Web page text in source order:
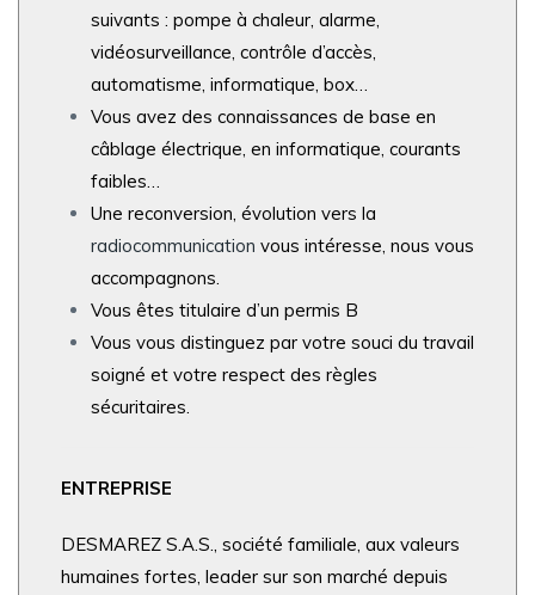
suivants : pompe à chaleur, alarme,
vidéosurveillance, contrôle d’accès,
automatisme, informatique, box…
Vous avez des connaissances de base en
câblage électrique, en informatique, courants
faibles…
Une reconversion, évolution vers la
radiocommunication vous intéresse, nous vous
accompagnons.
Vous êtes titulaire d’un permis B
Vous vous distinguez par votre souci du travail
soigné et votre respect des règles
sécuritaires.
ENTREPRISE
DESMAREZ S.A.S., société familiale, aux valeurs
humaines fortes, leader sur son marché depuis